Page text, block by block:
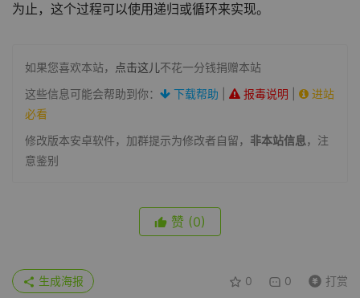
为止，这个过程可以使用递归或循环来实现。
如果您喜欢本站， 点击这儿不花一分钱捐赠本站
这些信息可能会帮助到你：
下载帮助 报毒说明
进站
必看
修改版本安卓软件，加群提示为修改者自留， 非本站信息，注
意鉴别
赞 (0)
0 0 打赏
生成海报